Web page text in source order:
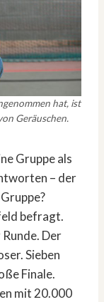
hat, ist
Geräuschen.
Gruppe als
– der
befragt.
Der
Sieben
Finale.
mit 20.000